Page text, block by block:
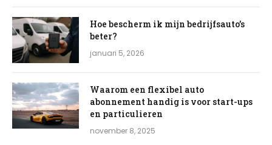
Hoe bescherm ik mijn bedrijfsauto’s
beter?
januari 5, 2026
Waarom een flexibel auto
abonnement handig is voor start-ups
en particulieren
november 8, 2025